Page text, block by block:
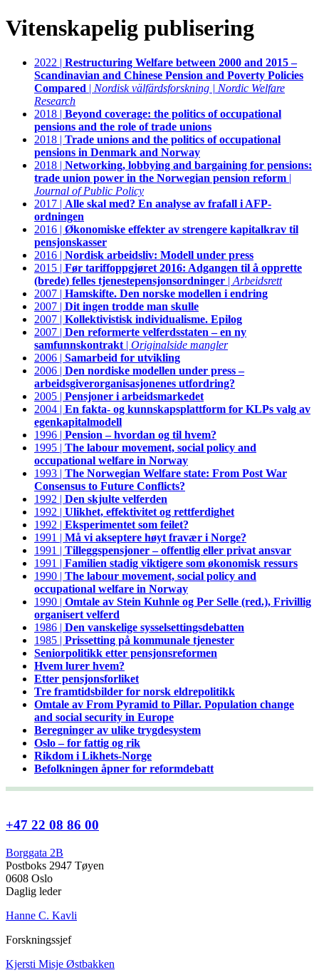
Vitenskapelig publisering
2022 | Restructuring Welfare between 2000 and 2015 –
Scandinavian and Chinese Pension and Poverty Policies
Compared | Nordisk välfärdsforskning | Nordic Welfare
Research
2018 | Beyond coverage: the politics of occupational
pensions and the role of trade unions
2018 | Trade unions and the politics of occupational
pensions in Denmark and Norway
2018 | Networking, lobbying and bargaining for pensions:
trade union power in the Norwegian pension reform |
Journal of Public Policy
2017 | Alle skal med? En analyse av frafall i AFP-
ordningen
2016 | Økonomiske effekter av strengere kapitalkrav til
pensjonskasser
2016 | Nordisk arbeidsliv: Modell under press
2015 | Før tariffoppgjøret 2016: Adgangen til å opprette
(brede) felles tjenestepensjonsordninger | Arbeidsrett
2007 | Hamskifte. Den norske modellen i endring
2007 | Dit ingen trodde man skulle
2007 | Kollektivistisk individualisme. Epilog
2007 | Den reformerte velferdsstaten – en ny
samfunnskontrakt | Originalside mangler
2006 | Samarbeid for utvikling
2006 | Den nordiske modellen under press –
arbeidsgiverorganisasjonenes utfordring?
2005 | Pensjoner i arbeidsmarkedet
2004 | En fakta- og kunnskapsplattform for KLPs valg av
egenkapitalmodell
1996 | Pension – hvordan og til hvem?
1995 | The labour movement, social policy and
occupational welfare in Norway
1993 | The Norwegian Welfare state: From Post War
Consensus to Future Conflicts?
1992 | Den skjulte velferden
1992 | Ulikhet, effektivitet og rettferdighet
1992 | Eksperimentet som feilet?
1991 | Må vi akseptere høyt fravær i Norge?
1991 | Tilleggspensjoner – offentlig eller privat ansvar
1991 | Familien stadig viktigere som økonomisk ressurs
1990 | The labour movement, social policy and
occupational welfare in Norway
1990 | Omtale av Stein Kuhnle og Per Selle (red.), Frivillig
organisert velferd
1986 | Den vanskelige sysselsettingsdebatten
1985 | Prissetting på kommunale tjenester
Seniorpolitikk etter pensjonsreformen
Hvem lurer hvem?
Etter pensjonsforliket
Tre framtidsbilder for norsk eldrepolitikk
Omtale av From Pyramid to Pillar. Population change
and social security in Europe
Beregninger av ulike trygdesystem
Oslo – for fattig og rik
Rikdom i Likhets-Norge
Befolkningen åpner for reformdebatt
+47 22 08 86 00
Borggata 2B
Postboks 2947 Tøyen
0608 Oslo
Daglig leder
Hanne C. Kavli
Forskningssjef
Kjersti Misje Østbakken